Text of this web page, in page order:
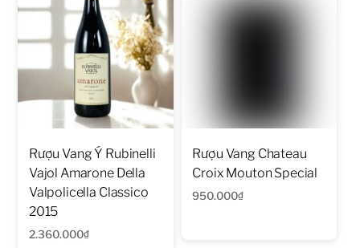
Rượu Vang Ý Rubinelli
Vajol Amarone Della
Valpolicella Classico
2015
2.360.000₫
Rượu Vang Chateau
Croix Mouton Special
950.000₫